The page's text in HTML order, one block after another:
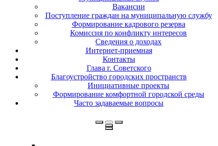
Вакансии
Поступление граждан на муниципальную службу
Формирование кадрового резерва
Комиссия по конфликту интересов
Сведения о доходах
Интернет-приемная
Контакты
Глава г. Советского
Благоустройство городских пространств
Инициативные проекты
Формирование комфортной городской среды
Часто задаваемые вопросы